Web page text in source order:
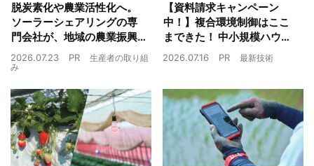
脱炭素化や農業活性化へ。
ソーラーシェアリングの専
門会社が、地域の農業振興
や経済循環をワンストップ
でサポート
2026.07.23 PR
生産者の取り組
み
【資料請求キャンペーン
中！】複合環境制御はここ
まできた！ 中小規模ハウス
でも検討しやすい高コスパ
複合環境制御装置が誕生
2026.07.16 PR 最新技術